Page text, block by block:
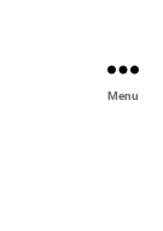
Menu